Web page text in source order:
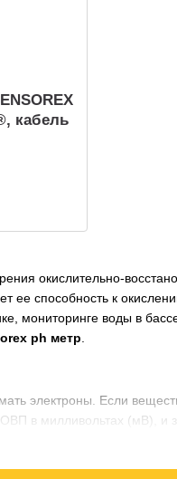
окислительно-
ее способность к
мониторинге воды в
ph метр
электроны. Если
в милливольтах (мВ), и
и воды в бассейнах,
кабель